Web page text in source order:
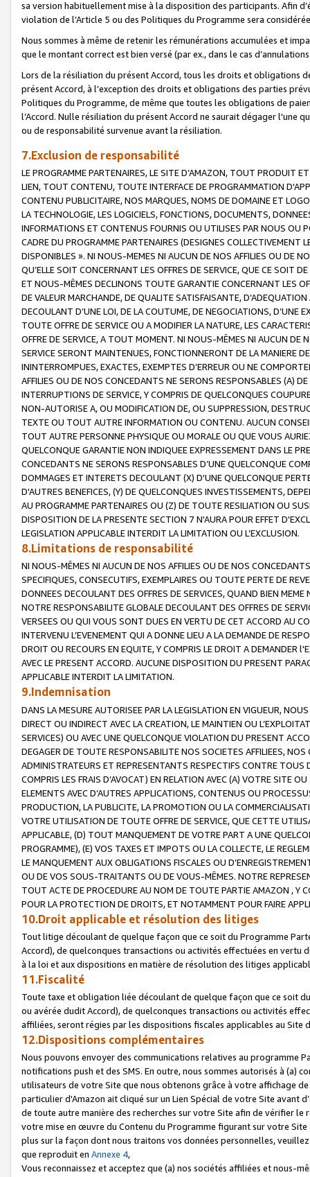
sa version habituellement mise à la disposition des participants. Afin
violation de l’Article 5 ou des Politiques du Programme sera
Nous sommes à même de retenir les rémunérations accumulées et
que le montant correct est bien versé (par ex., dans le cas
Lors de la résiliation du présent Accord, tous les droits et obligations
présent Accord, à l’exception des droits et obligations des parties
Politiques du Programme, de même que toutes les obligations de
l’Accord. Nulle résiliation du présent Accord ne saurait dégager l'une
ou de responsabilité survenue avant la résiliation.
7.Exclusion de responsabilité
LE PROGRAMME PARTENAIRES, LE SITE D’AMAZON, TOUT PRODUIT
LIEN, TOUT CONTENU, TOUTE INTERFACE DE PROGRAMMATION
CONTENU PUBLICITAIRE, NOS MARQUES, NOMS DE DOMAINE ET
LA TECHNOLOGIE, LES LOGICIELS, FONCTIONS, DOCUMENTS,
INFORMATIONS ET CONTENUS FOURNIS OU UTILISES PAR NOUS OU
CADRE DU PROGRAMME PARTENAIRES (DESIGNES COLLECTIVEMENT
DISPONIBLES ». NI NOUS-MEMES NI AUCUN DE NOS AFFILIES OU DE
QU’ELLE SOIT CONCERNANT LES OFFRES DE SERVICE, QUE CE SOIT
ET NOUS-MÊMES DECLINONS TOUTE GARANTIE CONCERNANT LES
DE VALEUR MARCHANDE, DE QUALITE SATISFAISANTE,
DECOULANT D’UNE LOI, DE LA COUTUME, DE NEGOCIATIONS, D’UNE
TOUTE OFFRE DE SERVICE OU A MODIFIER LA NATURE, LES
OFFRE DE SERVICE, A TOUT MOMENT. NI NOUS-MÊMES NI AUCUN DE
SERVICE SERONT MAINTENUES, FONCTIONNERONT DE LA MANIERE
ININTERROMPUES, EXACTES, EXEMPTES D’ERREUR OU NE
AFFILIES OU DE NOS CONCEDANTS NE SERONS RESPONSABLES (A)
INTERRUPTIONS DE SERVICE, Y COMPRIS DE QUELCONQUES
NON-AUTORISE A, OU MODIFICATION DE, OU SUPPRESSION,
TEXTE OU TOUT AUTRE INFORMATION OU CONTENU. AUCUN
TOUT AUTRE PERSONNE PHYSIQUE OU MORALE OU QUE VOUS
QUELCONQUE GARANTIE NON INDIQUEE EXPRESSEMENT DANS LE
CONCEDANTS NE SERONS RESPONSABLES D’UNE QUELCONQUE
DOMMAGES ET INTERETS DECOULANT (X) D'UNE QUELCONQUE
D'AUTRES BENEFICES, (Y) DE QUELCONQUES INVESTISSEMENTS,
AU PROGRAMME PARTENAIRES OU (Z) DE TOUTE RESILIATION OU
DISPOSITION DE LA PRESENTE SECTION 7 N'AURA POUR EFFET
LEGISLATION APPLICABLE INTERDIT LA LIMITATION OU L’EXCLUSION.
8.Limitations de responsabilité
NI NOUS-MÊMES NI AUCUN DE NOS AFFILIES OU DE NOS
SPECIFIQUES, CONSECUTIFS, EXEMPLAIRES OU TOUTE PERTE DE
DONNEES DECOULANT DES OFFRES DE SERVICES, QUAND BIEN
NOTRE RESPONSABILITE GLOBALE DECOULANT DES OFFRES DE
VERSEES OU QUI VOUS SONT DUES EN VERTU DE CET ACCORD AU
INTERVENU L’EVENEMENT QUI A DONNE LIEU A LA DEMANDE DE
DROIT OU RECOURS EN EQUITE, Y COMPRIS LE DROIT A DEMANDER
AVEC LE PRESENT ACCORD. AUCUNE DISPOSITION DU PRESENT
APPLICABLE INTERDIT LA LIMITATION.
9.Indemnisation
DANS LA MESURE AUTORISEE PAR LA LEGISLATION EN VIGUEUR,
DIRECT OU INDIRECT AVEC LA CREATION, LE MAINTIEN OU
SERVICES) OU AVEC UNE QUELCONQUE VIOLATION DU PRESENT
DEGAGER DE TOUTE RESPONSABILITE NOS SOCIETES AFFILIEES,
ADMINISTRATEURS ET REPRESENTANTS RESPECTIFS CONTRE
COMPRIS LES FRAIS D’AVOCAT) EN RELATION AVEC (A) VOTRE SITE
ELEMENTS AVEC D’AUTRES APPLICATIONS, CONTENUS OU
PRODUCTION, LA PUBLICITE, LA PROMOTION OU LA
VOTRE UTILISATION DE TOUTE OFFRE DE SERVICE, QUE CETTE
APPLICABLE, (D) TOUT MANQUEMENT DE VOTRE PART A UNE
PROGRAMME), (E) VOS TAXES ET IMPOTS OU LA COLLECTE, LE
LE MANQUEMENT AUX OBLIGATIONS FISCALES OU
OU DE VOS SOUS-TRAITANTS OU DE VOUS-MÊMES. NOTRE
TOUT ACTE DE PROCEDURE AU NOM DE TOUTE PARTIE AMAZON , Y
POUR LA PROTECTION DE DROITS, ET NOTAMMENT POUR FAIRE
10.Droit applicable et résolution des litiges
Tout litige découlant de quelque façon que ce soit du Programme
Accord), de quelconques transactions ou activités effectuées en vertu
à la loi et aux dispositions en matière de résolution des litiges
11.Fiscalité
Toute taxe et obligation liée découlant de quelque façon que ce soit
ou avérée dudit Accord), de quelconques transactions ou activités
affiliées, seront régies par les dispositions fiscales applicables au Site
12.Dispositions complémentaires
Nous pouvons envoyer des communications relatives au programme
notifications push et des SMS. En outre, nous sommes autorisés à
utilisateurs de votre Site que nous obtenons grâce à votre affichage
particulier d'Amazon ait cliqué sur un Lien Spécial de votre Site avant
de toute autre manière des recherches sur votre Site afin de vérifier
votre mise en œuvre du Contenu du Programme figurant sur votre
plus sur la façon dont nous traitons vos données personnelles,
que reproduit en Annexe 4,
Vous reconnaissez et acceptez que (a) nos sociétés affiliées et nous-